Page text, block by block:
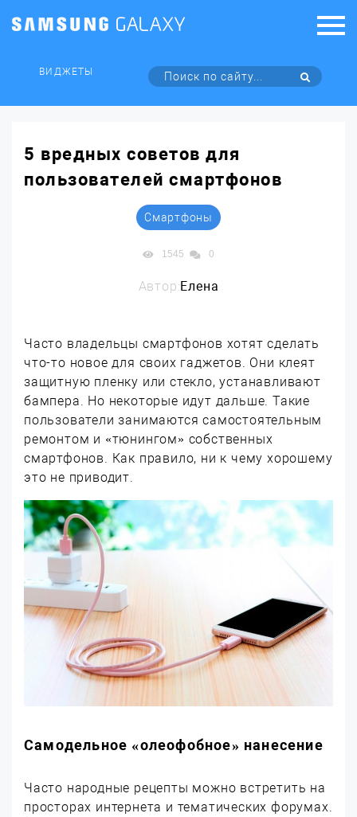
ВИДЖЕТЫ
5 вредных советов для
пользователей смартфонов
Смартфоны
1545 0
Автор:Елена
Часто владельцы смартфонов хотят сделать
что-то новое для своих гаджетов. Они клеят
защитную пленку или стекло, устанавливают
бампера. Но некоторые идут дальше. Такие
пользователи занимаются самостоятельным
ремонтом и «тюнингом» собственных
смартфонов. Как правило, ни к чему хорошему
это не приводит.
Самодельное «олеофобное» нанесение
Часто народные рецепты можно встретить на
просторах интернета и тематических форумах.